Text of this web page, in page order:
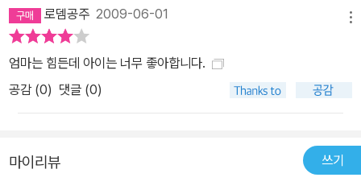
로뎀공주 2009-06-01
엄마는 힘든데 아이는 너무 좋아합니다.
공감 (0) 댓글 (0)
마이리뷰 쓰기